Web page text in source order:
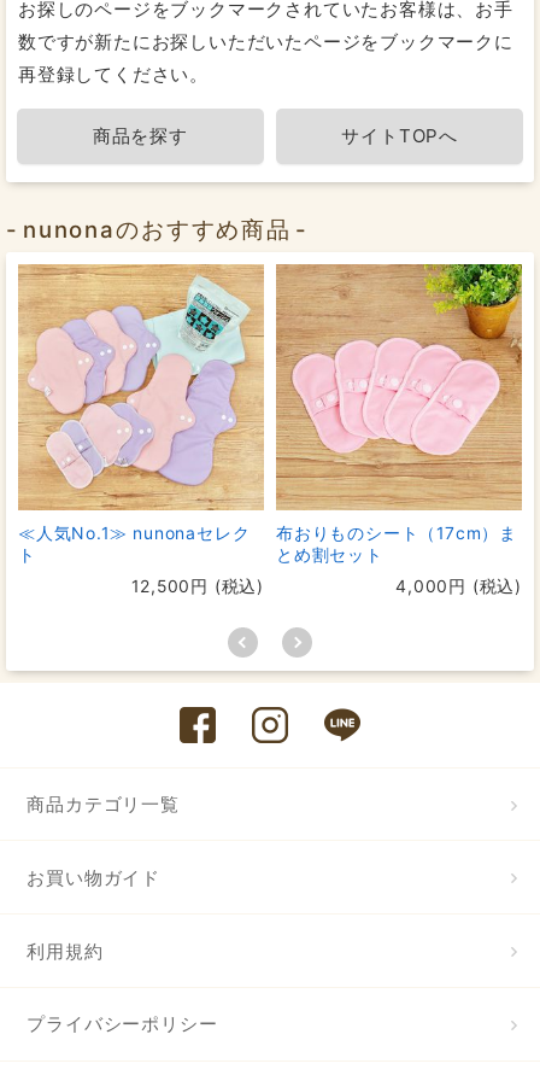
お探しのページをブックマークされていたお客様は、お手
数ですが新たにお探しいただいたページをブックマークに
再登録してください。
商品を探す サイトTOPへ
nunonaのおすすめ商品
≪人気No.1≫ nunonaセレク
ト
12,500円 (税込)
布おりものシート（17cm）ま
とめ割セット
4,000円 (税込)
商品カテゴリ一覧
お買い物ガイド
利用規約
プライバシーポリシー